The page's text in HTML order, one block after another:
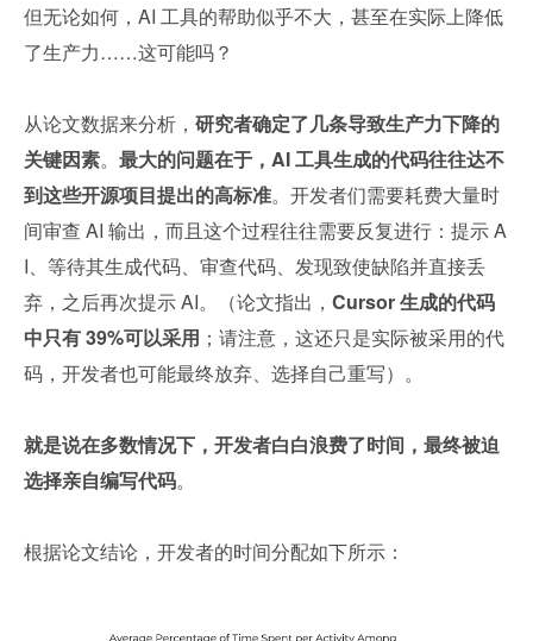
但无论如何，AI 工具的帮助似乎不大，甚至在实际上降低
了生产力……这可能吗？
从论文数据来分析， 研究者确定了几条导致生产力下降的
关键因素。 最大的问题在于，AI 工具生成的代码往往达不
到这些开源项目提出的高标准。开发者们需要耗费大量时
间审查 AI 输出，而且这个过程往往需要反复进行：提示 A
I、等待其生成代码、审查代码、发现致使缺陷并直接丢
弃，之后再次提示 AI。（论文指出， Cursor 生成的代码
中只有 39%可以采用 ；请注意，这还只是实际被采用的代
码，开发者也可能最终放弃、选择自己重写）。
就是说在多数情况下，开发者白白浪费了时间，最终被迫
选择亲自编写代码。
根据论文结论，开发者的时间分配如下所示：